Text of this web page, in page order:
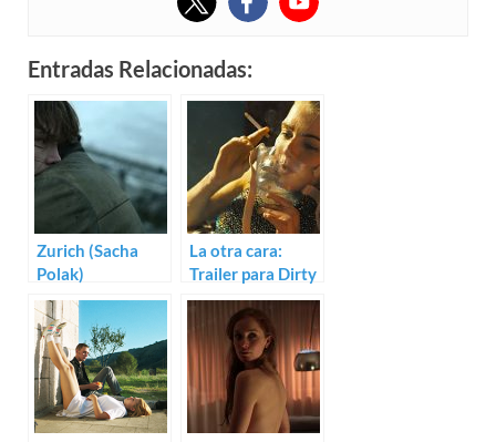
Entradas Relacionadas:
Zurich (Sacha
Polak)
La otra cara:
Trailer para Dirty
God de Sacha
Polak